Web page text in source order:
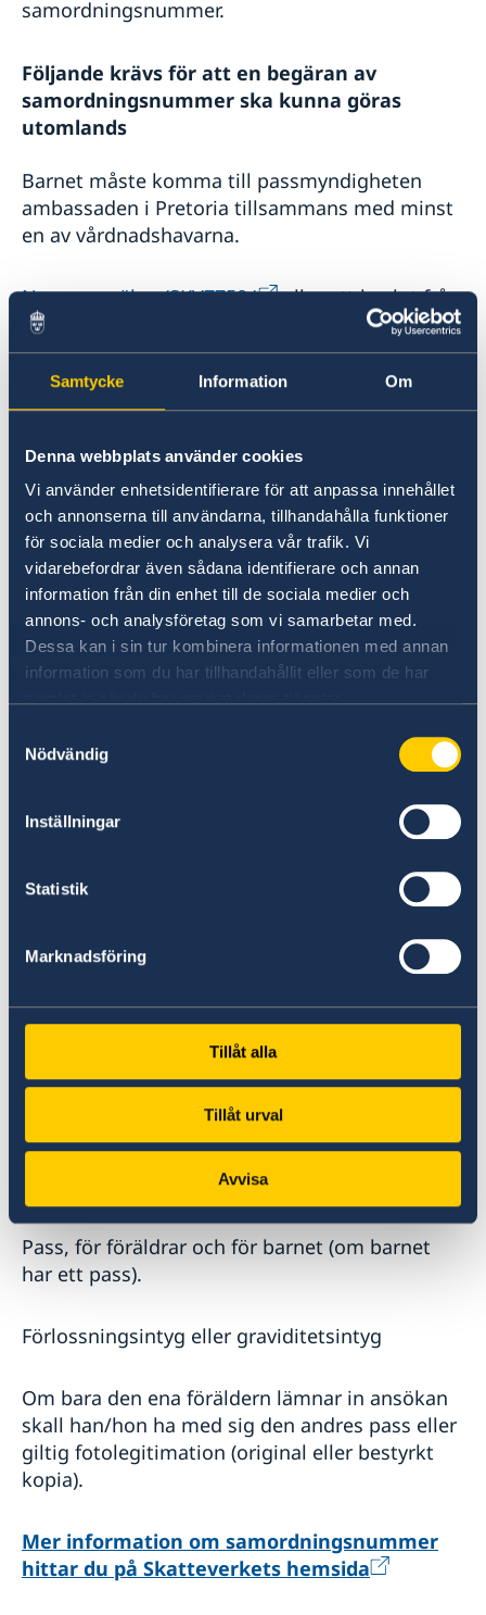
Samtycke Information Om
Denna webbplats använder cookies
Vi använder enhetsidentifierare för att anpassa innehållet
och annonserna till användarna, tillhandahålla funktioner
för sociala medier och analysera vår trafik. Vi
vidarebefordrar även sådana identifierare och annan
information från din enhet till de sociala medier och
annons- och analysföretag som vi samarbetar med.
Dessa kan i sin tur kombinera informationen med annan
information som du har tillhandahållit eller som de har
Nödvändig
Inställningar
Statistik
Marknadsföring
Tillåt alla
Tillåt urval
Avvisa
Trafiksäkerhet
Om Sydafrika
Livsmedel och shopping
Sexuella övergrepp
samordningsnummer.
Följande krävs för att en begäran av
samordningsnummer ska kunna göras
utomlands
Barnet måste komma till passmyndigheten
ambassaden i Pretoria tillsammans med minst
en av vårdnadshavarna.
Namnanmälan (SKV7750 )
eller ett beslut från
Skatteverket angående anmälan om namn.
Blanketten signeras i original med
kulspetspenna av båda vårdnadshavare, och
barn över 12 år. (Vi godkänner inte digital
Uppgift för utredning av svenskt
medborgarskapfylls i av den svenska
föräldern (ej barnet)
Uppgift för utredning av svenskt
medborgarskap sv.pdf
Födelsebevis i original ska uppvisas.
myndighet i födelselandet och innehålla
födelseort och föräldrar med en apostile från
DIRCO legaliserings sektionen.
Vänligen notera att det förekommer förfalskningar
externa aktörer utan enbart skaffa apostile genom
Föräldrarnas vigselbevis, om de var gifta när
Bekräftelse eller domstolsbeslut om
föräldraskap (om ni föräldrar inte är gifta med
varandra när barnet föds).
Pass, för föräldrar och för barnet (om barnet
har ett pass).
Förlossningsintyg eller graviditetsintyg
Om bara den ena föräldern lämnar in ansökan
skall han/hon ha med sig den andres pass eller
giltig fotolegitimation (original eller bestyrkt
kopia).
Mer information om samordningsnummer
hittar du på Skatteverkets hemsida